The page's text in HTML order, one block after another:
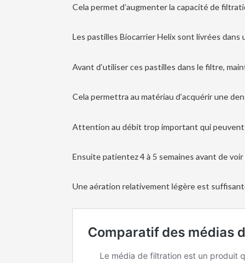
Cela permet d’augmenter la capacité de
Les pastilles Biocarrier Helix sont livrées dans
Avant d’utiliser ces pastilles dans le filtre,
Cela permettra au matériau d’acquérir une
Attention au débit trop important qui peuvent
Ensuite patientez 4 à 5 semaines avant de
Une aération relativement légère est